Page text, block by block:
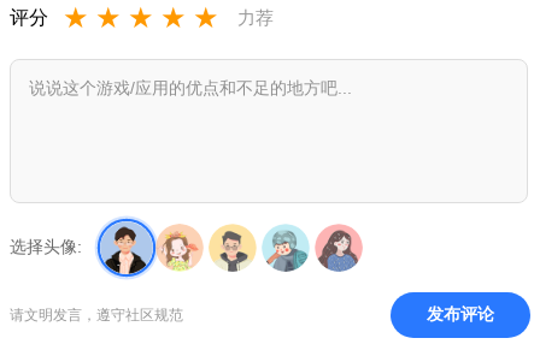
软件功能：
题，保障交易流程顺利进行。
3、商家可发布营销活动，制定促销策略，利用平台推广工具
4、提供店铺运营数据，如销售数据、用户行为数据等，帮助
评分 ★ ★ ★ ★ ★ 力荐
选择头像:
请文明发言，遵守社区规范 发布评论